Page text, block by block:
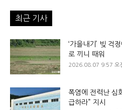
최근 기사
‘가을내기’ 빚 걱
로 끼니 때워
2026.08.07 9:57 오
폭염에 전력난 심
급하라” 지시